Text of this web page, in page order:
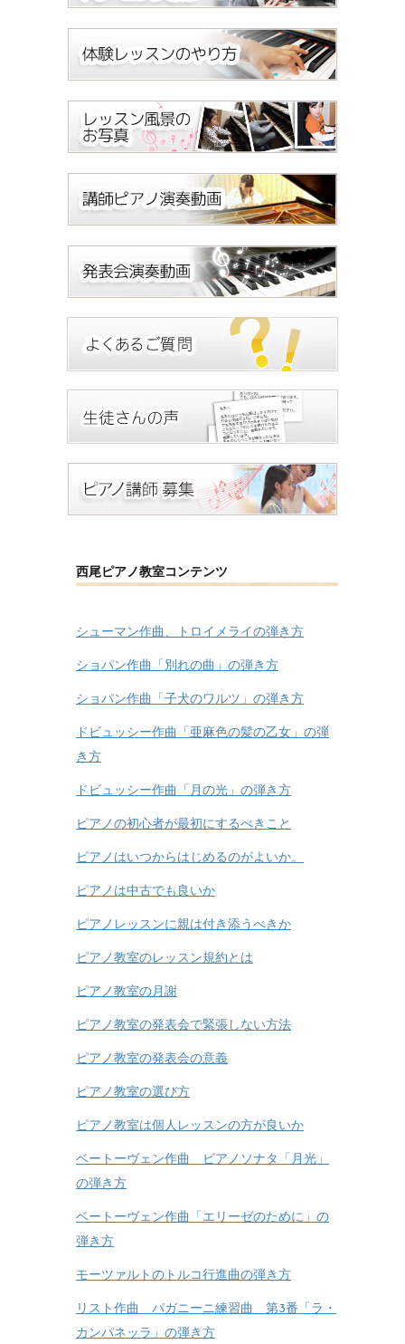
西尾ピアノ教室コンテンツ
シューマン作曲、トロイメライの弾き方
ショパン作曲「別れの曲」の弾き方
ショパン作曲「子犬のワルツ」の弾き方
ドビュッシー作曲「亜麻色の髪の乙女」の弾
き方
ドビュッシー作曲「月の光」の弾き方
ピアノの初心者が最初にするべきこと
ピアノはいつからはじめるのがよいか。
ピアノは中古でも良いか
ピアノレッスンに親は付き添うべきか
ピアノ教室のレッスン規約とは
ピアノ教室の月謝
ピアノ教室の発表会で緊張しない方法
ピアノ教室の発表会の意義
ピアノ教室の選び方
ピアノ教室は個人レッスンの方が良いか
ベートーヴェン作曲 ピアノソナタ「月光」
の弾き方
ベートーヴェン作曲「エリーゼのために」の
弾き方
モーツァルトのトルコ行進曲の弾き方
リスト作曲 パガニーニ練習曲 第3番「ラ・
カンパネッラ」の弾き方